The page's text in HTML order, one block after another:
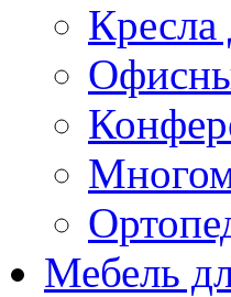
Кресла
Мебель